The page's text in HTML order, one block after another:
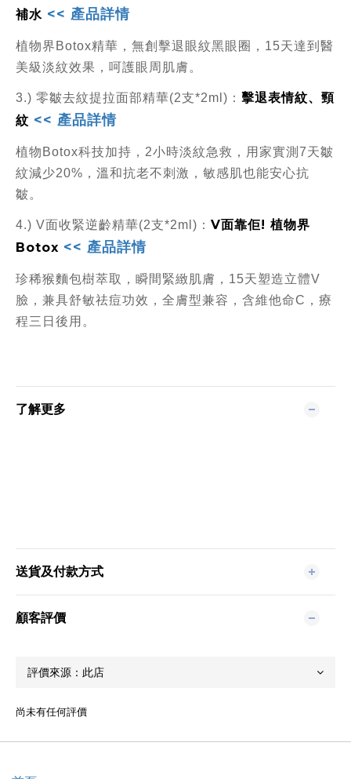
補水 << 產品詳情
植物界Botox精華，無創擊退眼紋黑眼圈，15天達到醫
美級淡紋效果，呵護眼周肌膚。
3.) 零皺去紋提拉面部精華(2支*2ml)： 擊退表情紋、頸
紋 << 產品詳情
植物Botox科技加持，2小時淡紋急救，用家實測7天皺
紋減少20%，溫和抗老不刺激，敏感肌也能安心抗
皺。
4.) V面收緊逆齡精華(2支*2ml)： V面靠佢! 植物界
Botox << 產品詳情
珍稀猴麵包樹萃取，瞬間緊緻肌膚，15天塑造立體V
臉，兼具舒敏祛痘功效，全膚型兼容，含維他命C，療
程三日後用。
了解更多
送貨及付款方式
顧客評價
尚未有任何評價